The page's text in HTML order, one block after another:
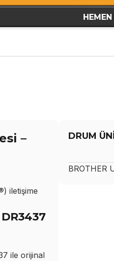
–
iletişime
ile orijinal
DRUM
BROTHER